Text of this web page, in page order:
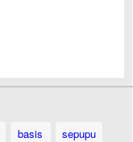
basis
sepupu